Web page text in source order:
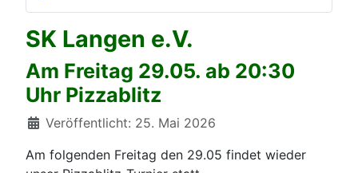
SK Langen e.V.
Am Freitag 29.05. ab 20:30
Uhr Pizzablitz
Details
Veröffentlicht: 25. Mai 2026
Am folgenden Freitag den 29.05 findet wieder